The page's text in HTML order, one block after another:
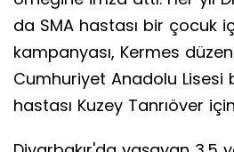
da SMA hastası bir çocuk
kampanyası, Kermes
Cumhuriyet Anadolu Lisesi
hastası Kuzey Tanrıöver